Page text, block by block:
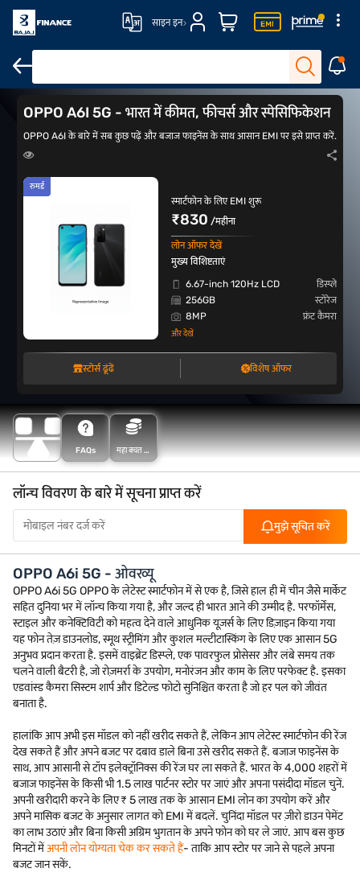
साइन इन
OPPO A6 OPPO A6 मैक्स Oppo A6 Pro OPPO A5 एनर्जी
OPPO A6I 5G - भारत में कीमत, फीचर्स और स्पेसिफिकेशन
OPPO A6I के बारे में सब कुछ पढ़ें और बजाज फाइनेंस के साथ आसान EMI पर इसे प्राप्त करें.
रुमर्ड
स्मार्टफोन के लिए EMI शुरू
₹830 /महीना
लोन ऑफर देखें
मुख्य विशिष्टताएं
6.67-inch 120Hz LCD
डिस्प्ले
256GB
स्टोरेज
8MP
फ्रंट कैमरा
और देखें
स्टोर्स ढूंढें विशेष ऑफर
FAQs
महा बचत के
साथ अधिक
लॉन्च विवरण के बारे में सूचना प्राप्त करें
मुझे सूचित करें
OPPO A6i 5G - ओवरव्यू
OPPO A6i 5G OPPO के लेटेस्ट स्मार्टफोन में से एक है, जिसे हाल ही में चीन जैसे मार्केट
सहित दुनिया भर में लॉन्च किया गया है, और जल्द ही भारत आने की उम्मीद है. परफॉर्मेंस,
स्टाइल और कनेक्टिविटी को महत्व देने वाले आधुनिक यूज़र्स के लिए डिज़ाइन किया गया
यह फोन तेज़ डाउनलोड, स्मूथ स्ट्रीमिंग और कुशल मल्टीटास्किंग के लिए एक आसान 5G
अनुभव प्रदान करता है. इसमें वाइब्रेंट डिस्प्ले, एक पावरफुल प्रोसेसर और लंबे समय तक
चलने वाली बैटरी है, जो रोज़मर्रा के उपयोग, मनोरंजन और काम के लिए परफेक्ट है. इसका
एडवांस्ड कैमरा सिस्टम शार्प और डिटेल्ड फोटो सुनिश्चित करता है जो हर पल को जीवंत
बनाता है.
हालांकि आप अभी इस मॉडल को नहीं खरीद सकते हैं, लेकिन आप लेटेस्ट स्मार्टफोन की रेंज
देख सकते हैं और अपने बजट पर दबाव डाले बिना उसे खरीद सकते हैं. बजाज फाइनेंस के
साथ, आप आसानी से टॉप इलेक्ट्रॉनिक्स की रेंज घर ला सकते हैं. भारत के 4,000 शहरों में
बजाज फाइनेंस के किसी भी 1.5 लाख पार्टनर स्टोर पर जाएं और अपना पसंदीदा मॉडल चुनें.
अपनी खरीदारी करने के लिए ₹ 5 लाख तक के आसान EMI लोन का उपयोग करें और
अपने मासिक बजट के अनुसार लागत को EMI में बदलें. चुनिंदा मॉडल पर ज़ीरो डाउन पेमेंट
का लाभ उठाएं और बिना किसी अग्रिम भुगतान के अपने फोन को घर ले जाएं. आप बस कुछ
मिनटों मेंअपनी लोन योग्यता चेक कर सकते हैं- ताकि आप स्टोर पर जाने से पहले अपना
बजट जान सकें.